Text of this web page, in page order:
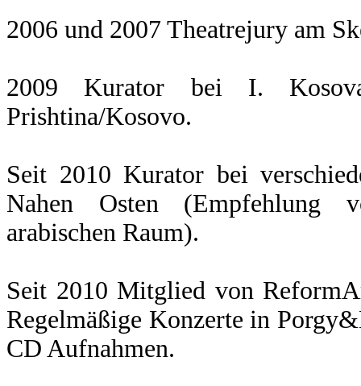
2006 und 2007 Theatrejury am
2009 Kurator bei I.
Prishtina/Kosovo.
Seit 2010 Kurator bei
Nahen Osten (Empfehlung
arabischen Raum).
Seit 2010 Mitglied von
Regelmäßige Konzerte in
CD Aufnahmen.